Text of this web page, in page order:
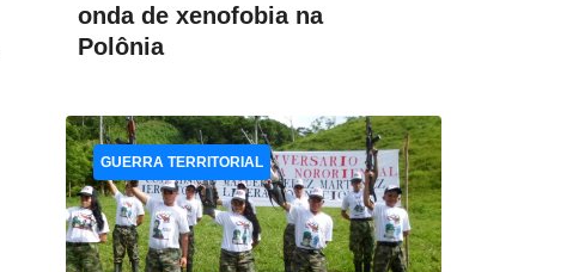
onda de xenofobia na
Polônia
GUERRA TERRITORIAL